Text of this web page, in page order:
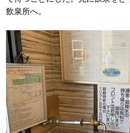
飲泉所へ。